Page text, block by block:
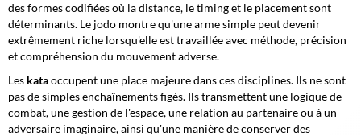
des formes codifiées où la distance, le timing et le placement sont
déterminants. Le jodo montre qu'une arme simple peut devenir
extrêmement riche lorsqu'elle est travaillée avec méthode, précision
et compréhension du mouvement adverse.
Les kataoccupent une place majeure dans ces disciplines. Ils ne sont
pas de simples enchaînements figés. Ils transmettent une logique de
combat, une gestion de l'espace, une relation au partenaire ou à un
adversaire imaginaire, ainsi qu'une manière de conserver des